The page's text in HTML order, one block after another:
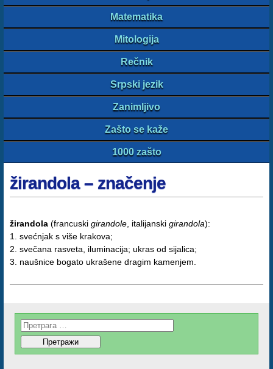
Matematika
Mitologija
Rečnik
Srpski jezik
Zanimljivo
Zašto se kaže
1000 zašto
žirandola – značenje
žirandola (francuski girandole , italijanski girandola):
1. svećnjak s više krakova;
2. svečana rasveta, iluminacija; ukras od sijalica;
3. naušnice bogato ukrašene dragim kamenjem.